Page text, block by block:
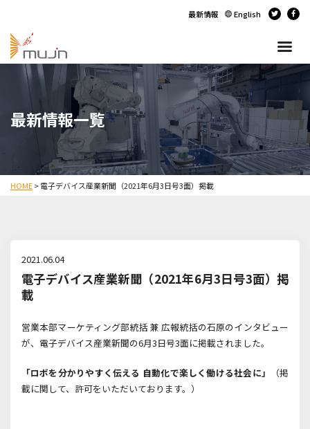
最新情報 English
最新情報一覧
HOME>電子デバイス産業新聞（2021年6月3日号3面）掲載
2021.06.04
電子デバイス産業新聞（2021年6月3日号3面）掲
載
営業本部マーケティング部統括 兼 広報統括の石原のインタビュー
が、電子デバイス産業新聞の6月3日号3面に掲載されました。
「ロボを分かりやすく伝える 自動化で楽しく働ける社会に」
（掲
載に関して、許可をいただいております。）